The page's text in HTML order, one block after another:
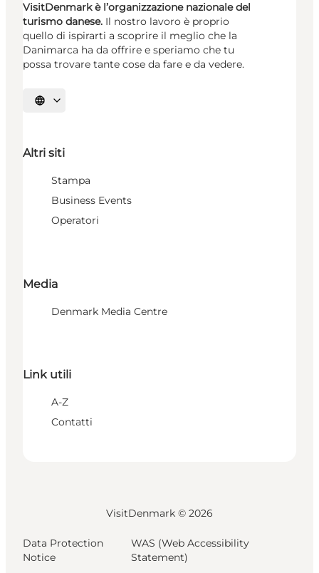
VisitDenmark è l’organizzazione nazionale del
turismo danese. Il nostro lavoro è proprio
quello di ispirarti a scoprire il meglio che la
Danimarca ha da offrire e speriamo che tu
possa trovare tante cose da fare e da vedere.
Seleziona la lingua
Altri siti
Stampa
Business Events
Operatori
Media
Denmark Media Centre
Link utili
A-Z
Contatti
VisitDenmark © 2026
Data Protection
Notice
WAS (Web Accessibility
Statement)